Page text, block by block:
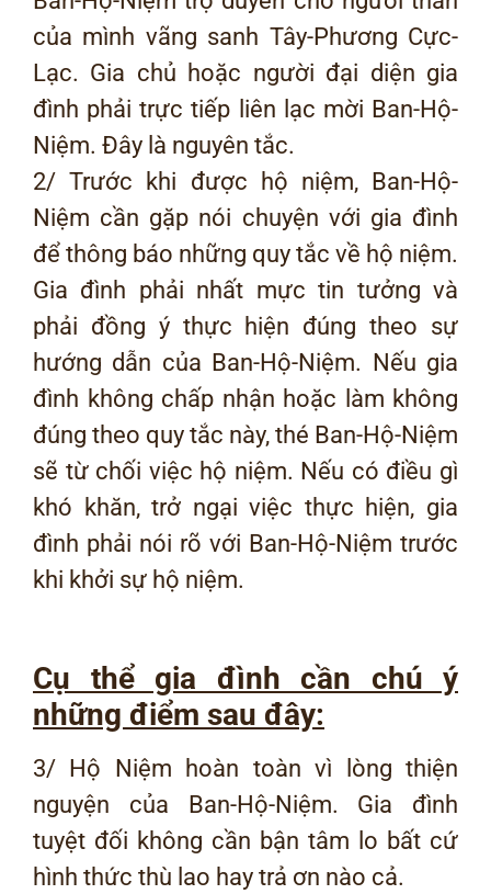
của mình vãng sanh Tây-Phương Cực-
Lạc. Gia chủ hoặc người đại diện gia
đình phải trực tiếp liên lạc mời Ban-Hộ-
Niệm. Đây là nguyên tắc.
2/ Trước khi được hộ niệm, Ban-Hộ-
Niệm cần gặp nói chuyện với gia đình
để thông báo những quy tắc về hộ niệm.
Gia đình phải nhất mực tin tưởng và
phải đồng ý thực hiện đúng theo sự
hướng dẫn của Ban-Hộ-Niệm. Nếu gia
đình không chấp nhận hoặc làm không
đúng theo quy tắc này, thé Ban-Hộ-Niệm
sẽ từ chối việc hộ niệm. Nếu có điều gì
khó khăn, trở ngại việc thực hiện, gia
đình phải nói rõ với Ban-Hộ-Niệm trước
khi khởi sự hộ niệm.
Cụ thể gia đình cần chú ý
những điểm sau đây:
3/ Hộ Niệm hoàn toàn vì lòng thiện
nguyện của Ban-Hộ-Niệm. Gia đình
tuyệt đối không cần bận tâm lo bất cứ
hình thức thù lao hay trả ơn nào cả.